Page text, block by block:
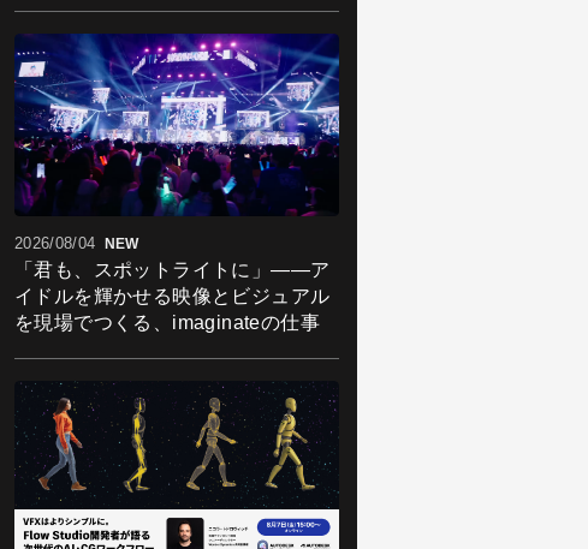
2026/08/04 NEW
「君も、スポットライトに」――ア
イドルを輝かせる映像とビジュアル
を現場でつくる、imaginateの仕事